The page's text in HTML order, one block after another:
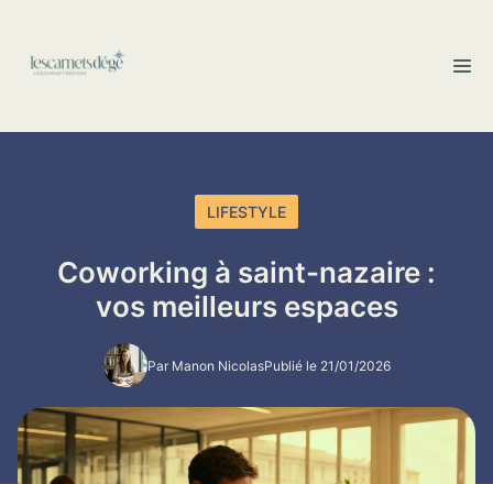
contenu
LIFESTYLE
Coworking à saint-nazaire :
vos meilleurs espaces
Par Manon NicolasPublié le 21/01/2026